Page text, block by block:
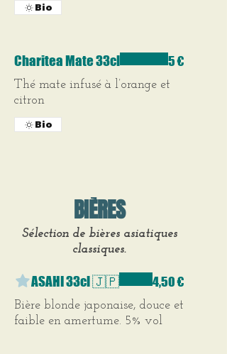
Bio
Charitea Mate 33cl
Thé mate infusé à l’orange et
citron
5 €
Bio
BIÈRES
Sélection de bières asiatiques
classiques.
ASAHI 33cl 🇯🇵
Bière blonde japonaise, douce et
faible en amertume. 5% vol
4,50 €